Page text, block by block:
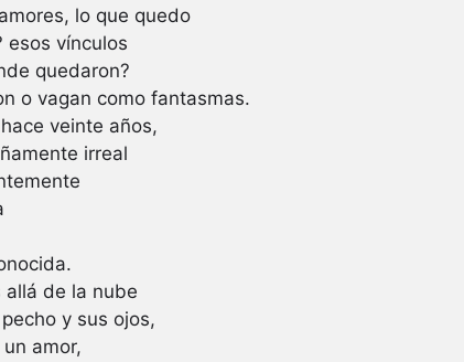
lo que quedo
esos vínculos
quedaron?
o vagan como fantasmas.
veinte años,
irreal
allá de la nube
y sus ojos,
amor,